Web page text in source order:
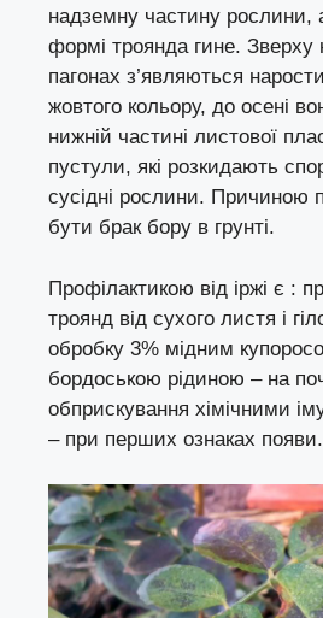
надземну частину рослини,
формі троянда гине. Зверху
пагонах з’являються
жовтого кольору, до осені
нижній частині листової
пустули, які розкидають
сусідні рослини. Причиною
бути брак бору в грунті.
Профілактикою від іржі є :
троянд від сухого листя і
обробку 3% мідним
бордоською рідиною – на
обприскування хімічними
– при перших ознаках появи.